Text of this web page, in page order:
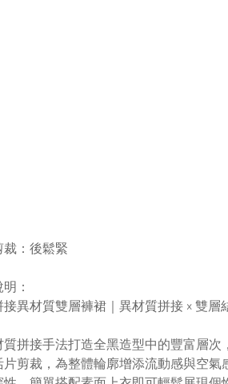
裁： 後鬆緊
：
接異材質雙層褲裙｜異材質拼接 × 雙層
質拼接手法打造全黑造型中的豐富層
片剪裁，為整體輪廓增添流動感與空